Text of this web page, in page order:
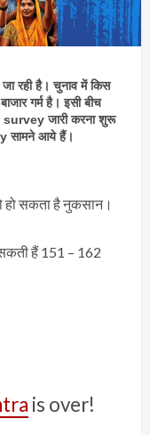
रही है। चुनाव में किस
गर्म है। इसी बीच
जारी करना शुरू
सामने आये हैं।
सकता है नुकसान।
हैं 151 – 162
is over!